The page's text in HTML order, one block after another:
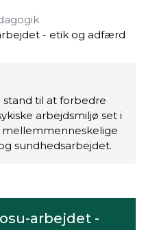
- etik og adfærd
til at forbedre
arbejdsmiljø set i
sundhedsarbejdet.
arbejdet -